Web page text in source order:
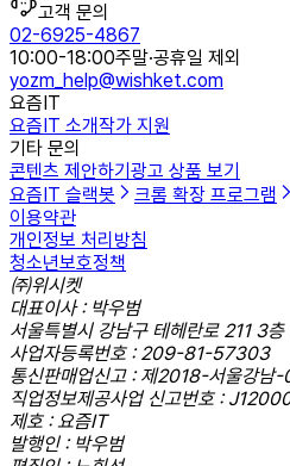
고객 문의
02-6925-4867
10:00-18:00주말·공휴일 제외
yozm_help@wishket.com
요즘IT
요즘IT 소개작가 지원
기타 문의
콘텐츠 제안하기 광고 상품 보기
요즘IT 슬랙봇
크롬 확장 프로그램
이용약관
개인정보 처리방침
청소년보호정책
㈜위시켓
대표이사 : 박우범
서울특별시 강남구 테헤란로 211 3
사업자등록번호 : 209-81-57303
통신판매업신고 : 제2018-서울강남
직업정보제공사업 신고번호 :
제호 : 요즘IT
발행인 : 박우범